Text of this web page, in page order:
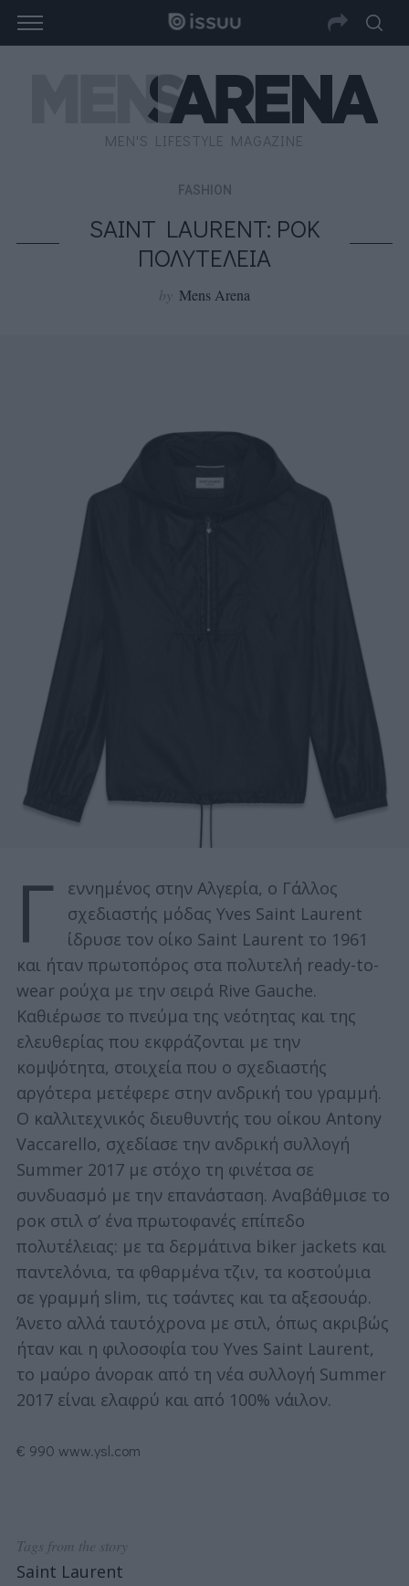
MEN'S LIFESTYLE MAGAZINE
FASHION
SAINT LAURENT: ΡΟΚ
ΠΟΛΥΤΕΛΕΙΑ
by Mens Arena
Γ
εννημένος στην Αλγερία, ο Γάλλος
σχεδιαστής μόδας Yves Saint Laurent
ίδρυσε τον οίκο Saint Laurent το 1961
και ήταν πρωτοπόρος στα πολυτελή ready-to-
wear ρούχα με την σειρά Rive Gauche.
Καθιέρωσε το πνεύμα της νεότητας και της
ελευθερίας που εκφράζονται με την
κομψότητα, στοιχεία που ο σχεδιαστής
αργότερα μετέφερε στην ανδρική του γραμμή.
Ο καλλιτεχνικός διευθυντής του οίκου Antony
Vaccarello, σχεδίασε την ανδρική συλλογή
Summer 2017 με στόχο τη φινέτσα σε
συνδυασμό με την επανάσταση. Αναβάθμισε το
ροκ στιλ σ’ ένα πρωτοφανές επίπεδο
πολυτέλειας: με τα δερμάτινα biker jackets και
παντελόνια, τα φθαρμένα τζιν, τα κοστούμια
σε γραμμή slim, τις τσάντες και τα αξεσουάρ.
Άνετο αλλά ταυτόχρονα με στιλ, όπως ακριβώς
ήταν και η φιλοσοφία του Yves Saint Laurent,
το μαύρο άνορακ από τη νέα συλλογή Summer
2017 είναι ελαφρύ και από 100% νάιλον.
€ 990 www.ysl.com
Tags from the story
Saint Laurent